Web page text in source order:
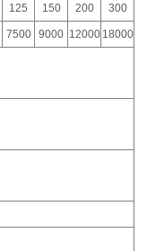
125 150 200 300
7500 9000 12000 18000